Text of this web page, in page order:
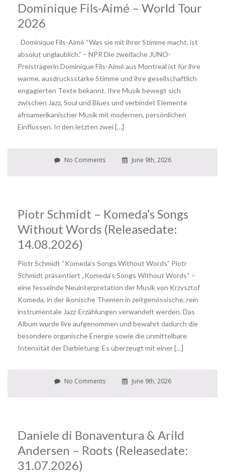
Dominique Fils-Aimé – World Tour
2026
Dominique Fils-Aimé “Was sie mit ihrer Stimme macht, ist
absolut unglaublich.” – NPR Die zweifache JUNO-
Preisträgerin Dominique Fils-Aimé aus Montreal ist für ihre
warme, ausdrucksstarke Stimme und ihre gesellschaftlich
engagierten Texte bekannt. Ihre Musik bewegt sich
zwischen Jazz, Soul und Blues und verbindet Elemente
afroamerikanischer Musik mit modernen, persönlichen
Einflüssen. In den letzten zwei […]
No Comments June 9th, 2026
Piotr Schmidt – Komeda’s Songs
Without Words (Releasedate:
14.08.2026)
Piotr Schmidt “Komeda’s Songs Without Words” Piotr
Schmidt präsentiert „Komeda’s Songs Without Words“ –
eine fesselnde Neuinterpretation der Musik von Krzysztof
Komeda, in der ikonische Themen in zeitgenössische, rein
instrumentale Jazz-Erzählungen verwandelt werden. Das
Album wurde live aufgenommen und bewahrt dadurch die
besondere organische Energie sowie die unmittelbare
Intensität der Darbietung. Es überzeugt mit einer […]
No Comments June 9th, 2026
Daniele di Bonaventura & Arild
Andersen – Roots (Releasedate:
31.07.2026)